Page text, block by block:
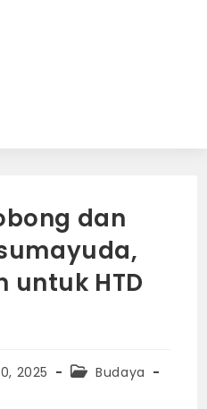
dan
untuk HTD
2025
PostBudaya